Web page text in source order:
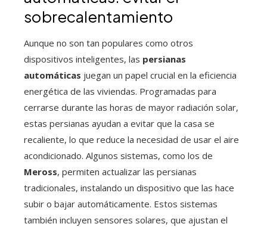
sobrecalentamiento
Aunque no son tan populares como otros
dispositivos inteligentes, las persianas
automáticas juegan un papel crucial en la eficiencia
energética de las viviendas. Programadas para
cerrarse durante las horas de mayor radiación solar,
estas persianas ayudan a evitar que la casa se
recaliente, lo que reduce la necesidad de usar el aire
acondicionado. Algunos sistemas, como los de
Meross, permiten actualizar las persianas
tradicionales, instalando un dispositivo que las hace
subir o bajar automáticamente. Estos sistemas
también incluyen sensores solares, que ajustan el